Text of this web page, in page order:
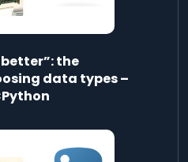
the
data types –